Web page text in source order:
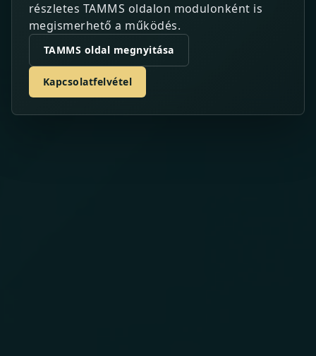
részletes TAMMS oldalon modulonként is
megismerhető a működés.
TAMMS oldal megnyitása
Kapcsolatfelvétel